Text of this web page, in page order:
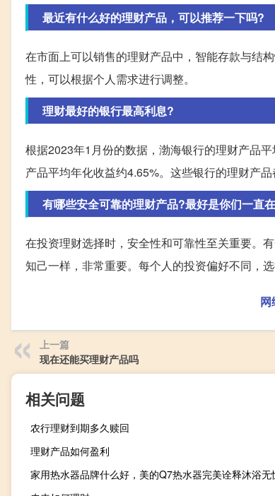
最近有什么好的理财产品，可以推荐一下吗?
在市面上可以销售的理财产品中，智能存款与结
性，可以根据个人需求进行调整。
理财最好的银行最高利息?
根据2023年1月份的数据，渤海银行的理财产品
产品平均年化收益约4.65%。这些银行的理财产品
有哪些安全可靠的理财产品?最好是你们一直
在投资理财选择时，安全性和可靠性至关重要。
知己一样，非常重要。每个人的投资偏好不同，
网
上一篇
现在还能买理财产品吗
相关问题
农行理财到期多久赎回
理财产品如何盈利
家用热水器品牌什么好，美的Q7热水器完美诠释沐浴无